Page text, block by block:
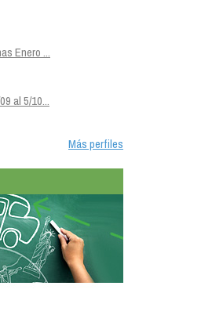
Enero ...
al 5/10...
Más perfiles